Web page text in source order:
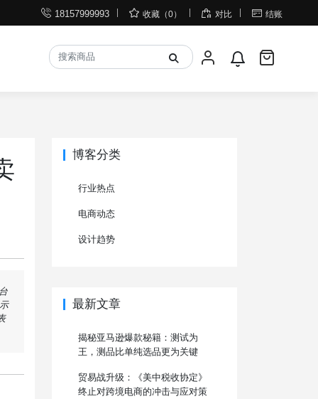
 18157999993  收藏（0）  对比  结账
博客分类
行业热点
电商动态
设计趋势
最新文章
揭秘亚马逊爆款秘籍：测试为
王，测品比单纯选品更为关键
贸易战升级：《美中税收协定》
终止对跨境电商的冲击与应对策